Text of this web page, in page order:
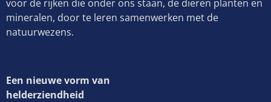
voor de rijken die onder ons staan, de dieren planten en
mineralen, door te leren samenwerken met de
natuurwezens.
Een nieuwe vorm van
helderziendheid